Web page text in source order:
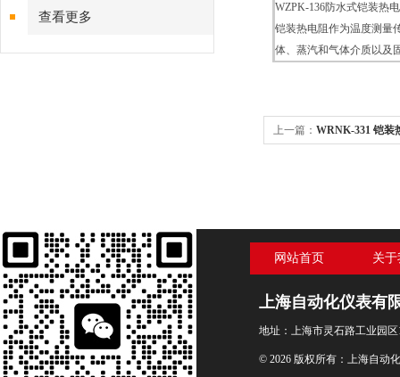
查看更多
WZPK-136防水式铠装热
铠装热电阻作为温度测量
体、蒸汽和气体介质以及
上一篇： WRNK-331 铠装
网站首页 关
上海自动化仪表有
地址：上海市灵石路工业园区
© 2026 版权所有：上海自动